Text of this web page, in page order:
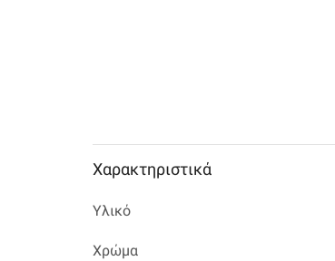
Χαρακτηριστικά
Υλικό
Χρώμα